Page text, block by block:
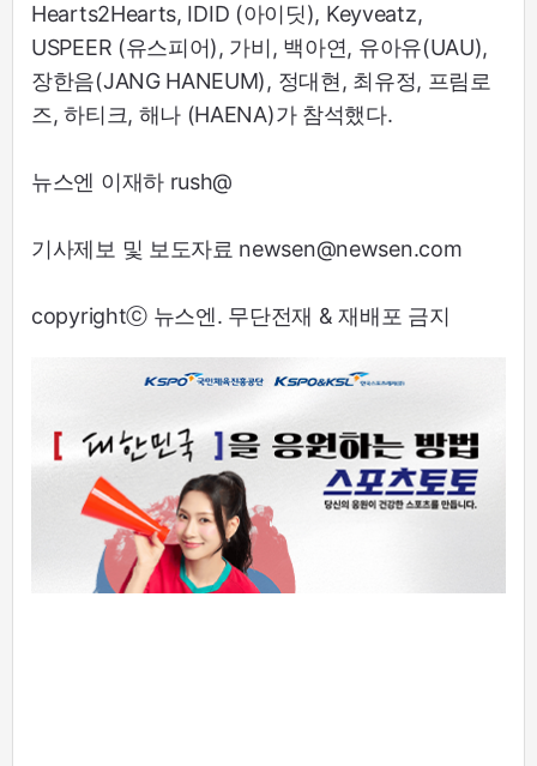
Hearts2Hearts, IDID (아이딧), Keyveatz,
USPEER (유스피어), 가비, 백아연, 유아유(UAU),
장한음(JANG HANEUM), 정대현, 최유정, 프림로
즈, 하티크, 해나 (HAENA)가 참석했다.
뉴스엔 이재하 rush@
기사제보 및 보도자료 newsen@newsen.com
copyrightⓒ 뉴스엔. 무단전재 & 재배포 금지